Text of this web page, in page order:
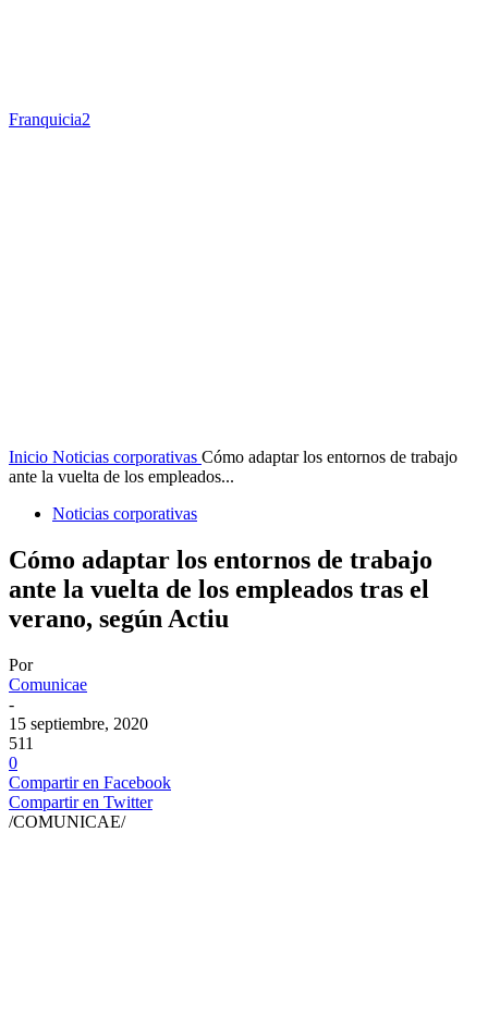
Franquicia2
Inicio Noticias corporativas Cómo adaptar los entornos de trabajo
ante la vuelta de los empleados...
Noticias corporativas
Cómo adaptar los entornos de trabajo
ante la vuelta de los empleados tras el
verano, según Actiu
Por
Comunicae
-
15 septiembre, 2020
511
0
Compartir en Facebook
Compartir en Twitter
/COMUNICAE/